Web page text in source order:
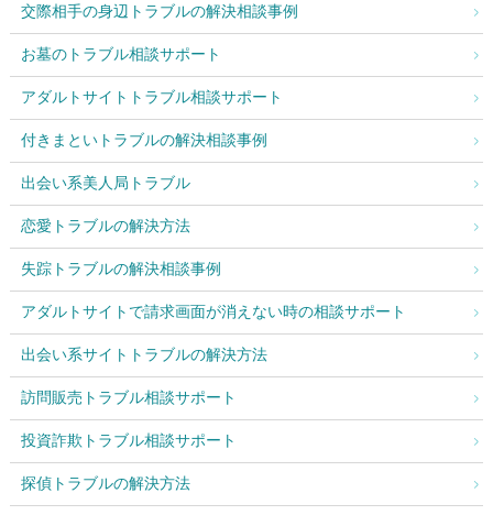
交際相手の身辺トラブルの解決相談事例
お墓のトラブル相談サポート
アダルトサイトトラブル相談サポート
付きまといトラブルの解決相談事例
出会い系美人局トラブル
恋愛トラブルの解決方法
失踪トラブルの解決相談事例
アダルトサイトで請求画面が消えない時の相談サポート
出会い系サイトトラブルの解決方法
訪問販売トラブル相談サポート
投資詐欺トラブル相談サポート
探偵トラブルの解決方法